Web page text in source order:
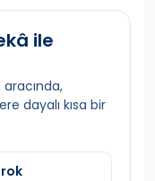
ile
dayalı kısa bir